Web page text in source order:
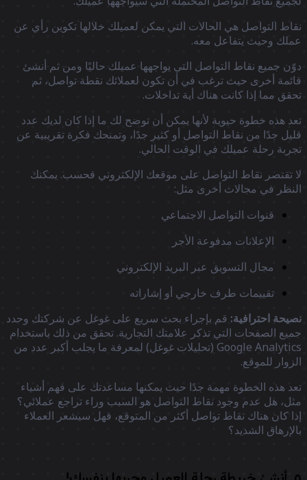
التواصل هي الحالات التي يمكن لعميلك خلالها تكوين رأي عن
وحيث يتفاعل معه.
جميع نقاط التواصل التي يواجهها عميلك حاليًا ومن ثم أنشئ
أخرى حيث ترغب في أن تكون لعملائك نقطة تواصل، ثم
مما إذا كانت هناك أية تداخلات.
هذه خطوة حيوية لأنها يمكن أن توضح لك ما إذا كان لديك عدد
جدًا من نقاط التواصل أو كثير جدًا، وتمنحك فكرة تقريبية عن
رحلة عميلك في الوقت الحالي.
تقتصر نقاط التواصل على موقعك الإلكتروني فحسب. يمكنك
في مجالات أخرى مثل:
قنوات التواصل الاجتماعي
الإعلانات مدفوعة الأجر
مجال التسويق عبر البريد الإلكتروني
تقييمات طرف خارجي أو إشاراته
احترافية:قم بإجراء بحث سريع على غوغل عن شركتك وحدد
الصفحات التي تذكر علامتك التجارية. تحقق من ذلك باستخدام
Google Analytics (تحليلات غوغل) لمعرفة ما يجلب أكبر عدد من
للموقع.
هذه الخطوة مهمة جدًا حيث يمكنها مساعدتك على فهم أشياء
هل عدم وجود نقاط التواصل هو السبب وراء تراجع عملائي؟
كان هناك نقاط تواصل أكثر من المتوقع، فهل سيشعر العملاء
الشديد؟